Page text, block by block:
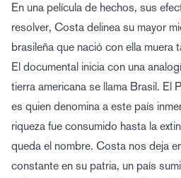
En una película de hechos, sus
resolver, Costa delinea su mayor
brasileña que nació con ella muera
El documental inicia con una
tierra americana se llama Brasil. El
es quien denomina a este país
riqueza fue consumido hasta la
queda el nombre. Costa nos deja
constante en su patria, un país